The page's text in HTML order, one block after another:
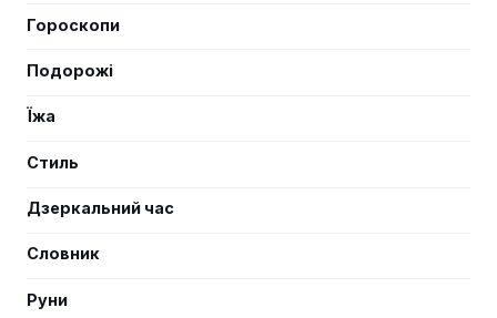
Гороскопи
Подорожі
Їжа
Стиль
Дзеркальний час
Словник
Руни